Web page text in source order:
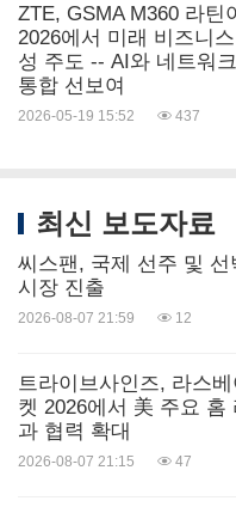
ZTE, GSMA M360 라틴
2026에서 미래 비즈니
성 주도 -- AI와 네트워
통합 선보여
2026-05-19 15:52 437
최신 보도자료
씨스팬, 국제 선주 및
시장 진출
2026-08-07 21:59 12
트라이브사인즈, 라스
켓 2026에서 美 주요 홈
과 협력 확대
2026-08-07 21:15 47